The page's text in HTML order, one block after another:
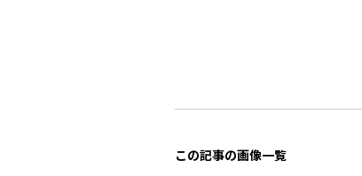
この記事の画像一覧